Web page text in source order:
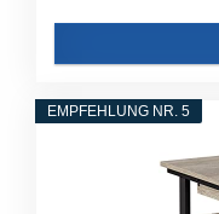
EMPFEHLUNG NR. 5